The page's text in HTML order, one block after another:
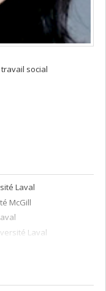
social
Laval
McGill
Laval
du Canada en